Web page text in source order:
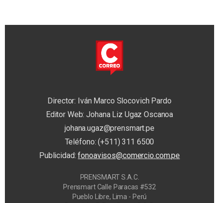
Director: Iván Marco Slocovich Pardo
Editor Web: Johana Liz Ugaz Oscanoa
johana.ugaz@prensmart.pe
Teléfono: (+511) 311 6500
Publicidad:fonoavisos@comercio.com.pe
PRENSMART S.A.C.
Prensmart Calle Paracas #532
Pueblo Libre, Lima - Perú